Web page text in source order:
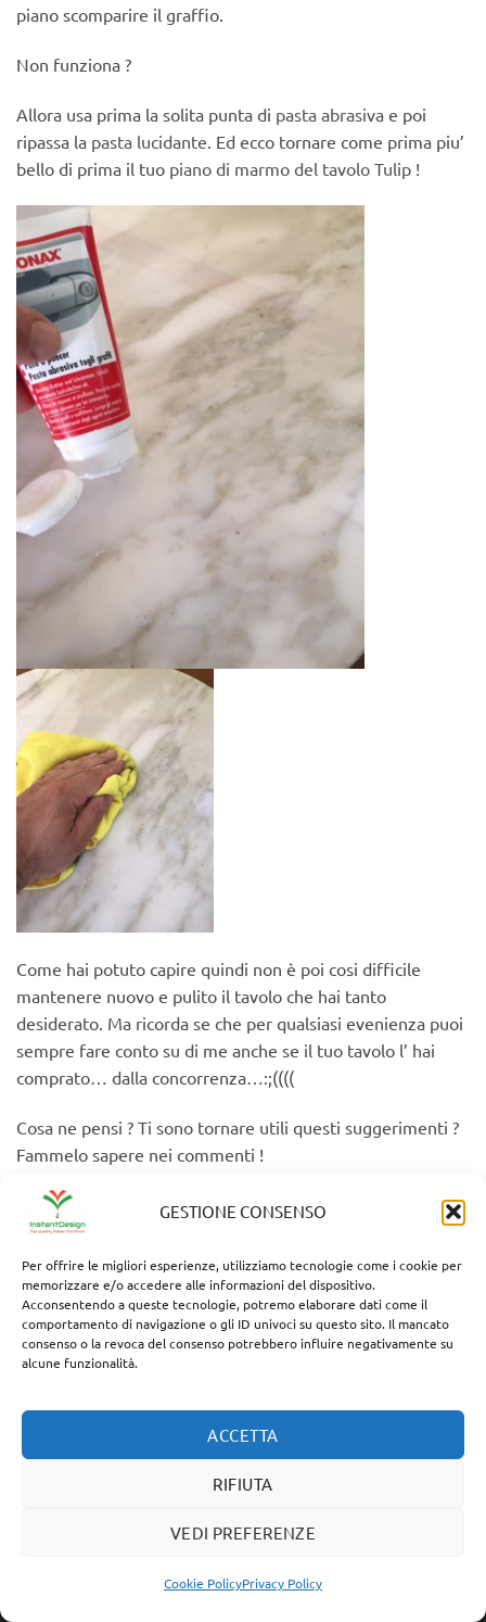
Questo sito web utilizza i cookie per assicurarsi di ottenere
GESTIONE CONSENSO
Per offrire le migliori esperienze, utilizziamo tecnologie come i cookie per
memorizzare e/o accedere alle informazioni del dispositivo.
Acconsentendo a queste tecnologie, potremo elaborare dati come il
comportamento di navigazione o gli ID univoci su questo sito. Il mancato
consenso o la revoca del consenso potrebbero influire negativamente su
alcune funzionalità.
ACCETTA
RIFIUTA
VEDI PREFERENZE
Cookie PolicyPrivacy Policy
piano scomparire il graffio.
Non funziona ?
Allora usa prima la solita punta di pasta abrasiva e poi
ripassa la pasta lucidante . Ed ecco tornare come prima piu’
bello di prima il tuo piano di marmo del tavolo Tulip !
Come hai potuto capire quindi non è poi cosi difficile
mantenere nuovo e pulito il tavolo che hai tanto
desiderato. Ma ricorda se che per qualsiasi evenienza puoi
sempre fare conto su di me anche se il tuo tavolo l’ hai
comprato… dalla concorrenza…:;((((
Cosa ne pensi ? Ti sono tornare utili questi suggerimenti ?
Fammelo sapere nei commenti !
A presto !
ps : prossimamente scriverò una guida su come mantenere
sempre nuove le parti cromate dei tuoi mobili di design !